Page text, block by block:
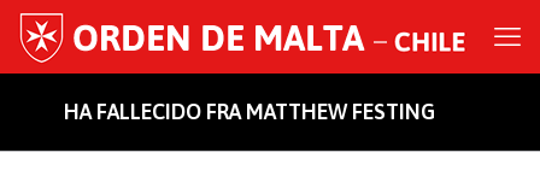
HA FALLECIDO FRA MATTHEW FESTING